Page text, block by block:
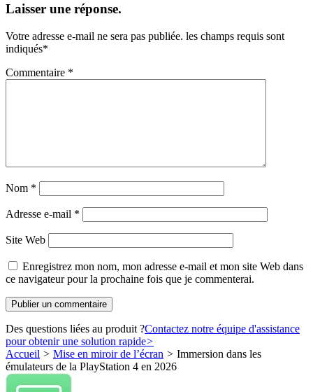
Laisser une réponse.
Votre adresse e-mail ne sera pas publiée. les champs requis sont
indiqués*
Commentaire *
Nom *
Adresse e-mail *
Site Web
Enregistrez mon nom, mon adresse e-mail et mon site Web dans
ce navigateur pour la prochaine fois que je commenterai.
Des questions liées au produit ?Contactez notre équipe d'assistance
pour obtenir une solution rapide>
Accueil > Mise en miroir de l’écran > Immersion dans les
émulateurs de la PlayStation 4 en 2026